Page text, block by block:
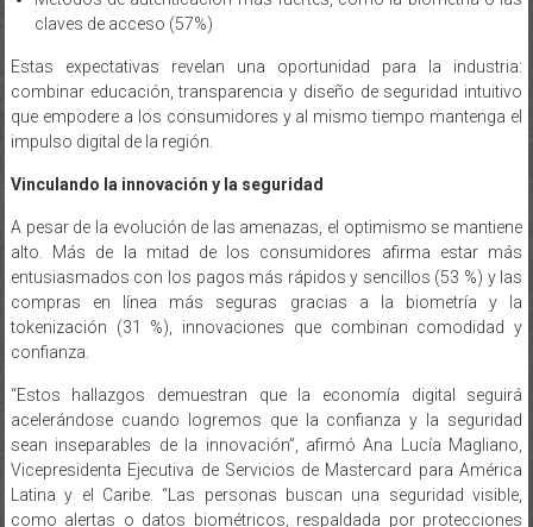
Estas expectativas revelan una oportunidad para la industria:
que empodere a los consumidores y al mismo tiempo mantenga el
impulso digital de la región.
Vinculando la innovación y la seguridad
A pesar de la evolución de las amenazas, el optimismo se mantiene
entusiasmados con los pagos más rápidos y sencillos (53 %) y las
compras en línea más seguras gracias a la biometría y la
tokenización (31 %), innovaciones que combinan comodidad y
confianza.
“Estos hallazgos demuestran que la economía digital seguirá
sean inseparables de la innovación”, afirmó Ana Lucía Magliano,
Vicepresidenta Ejecutiva de Servicios de Mastercard para América
Latina y el Caribe. “Las personas buscan una seguridad visible,
como alertas o datos biométricos, respaldada por protecciones
sólidas e invisibles que funcionen en segundo plano”.